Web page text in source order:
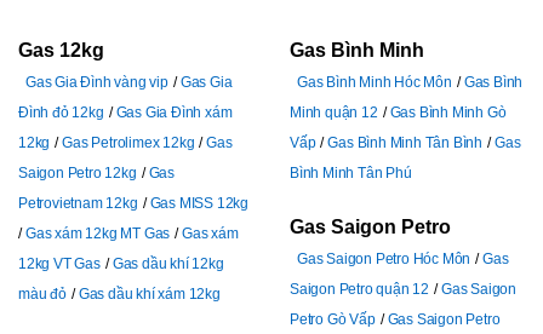
Gas 12kg
Gas Gia Đình vàng vip
Gas Gia
Đình đỏ 12kg
Gas Gia Đình xám
12kg
Gas Petrolimex 12kg
Gas
Saigon Petro 12kg
Gas
Petrovietnam 12kg
Gas MISS 12kg
Gas xám 12kg MT Gas
Gas xám
12kg VT Gas
Gas dầu khí 12kg
màu đỏ
Gas dầu khí xám 12kg
Gas Bình Minh
Gas Bình Minh Hóc Môn
Gas Bình
Minh quận 12
Gas Bình Minh Gò
Vấp
Gas Bình Minh Tân Bình
Gas
Bình Minh Tân Phú
Gas Saigon Petro
Gas Saigon Petro Hóc Môn
Gas
Saigon Petro quận 12
Gas Saigon
Petro Gò Vấp
Gas Saigon Petro